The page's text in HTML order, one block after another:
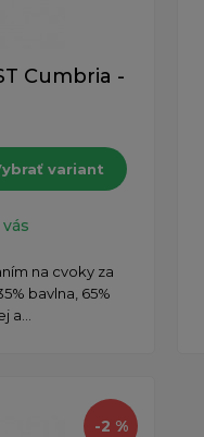
Cumbria -
variant
na cvoky za
bavlna, 65%
-2 %